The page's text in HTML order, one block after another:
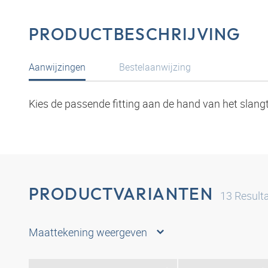
PRODUCTBESCHRIJVING
Aanwijzingen
Kies de passende fitting aan de hand van het
Bestelaanwijzing
PRODUCTVARIANTEN 13
Maattekening weergeven